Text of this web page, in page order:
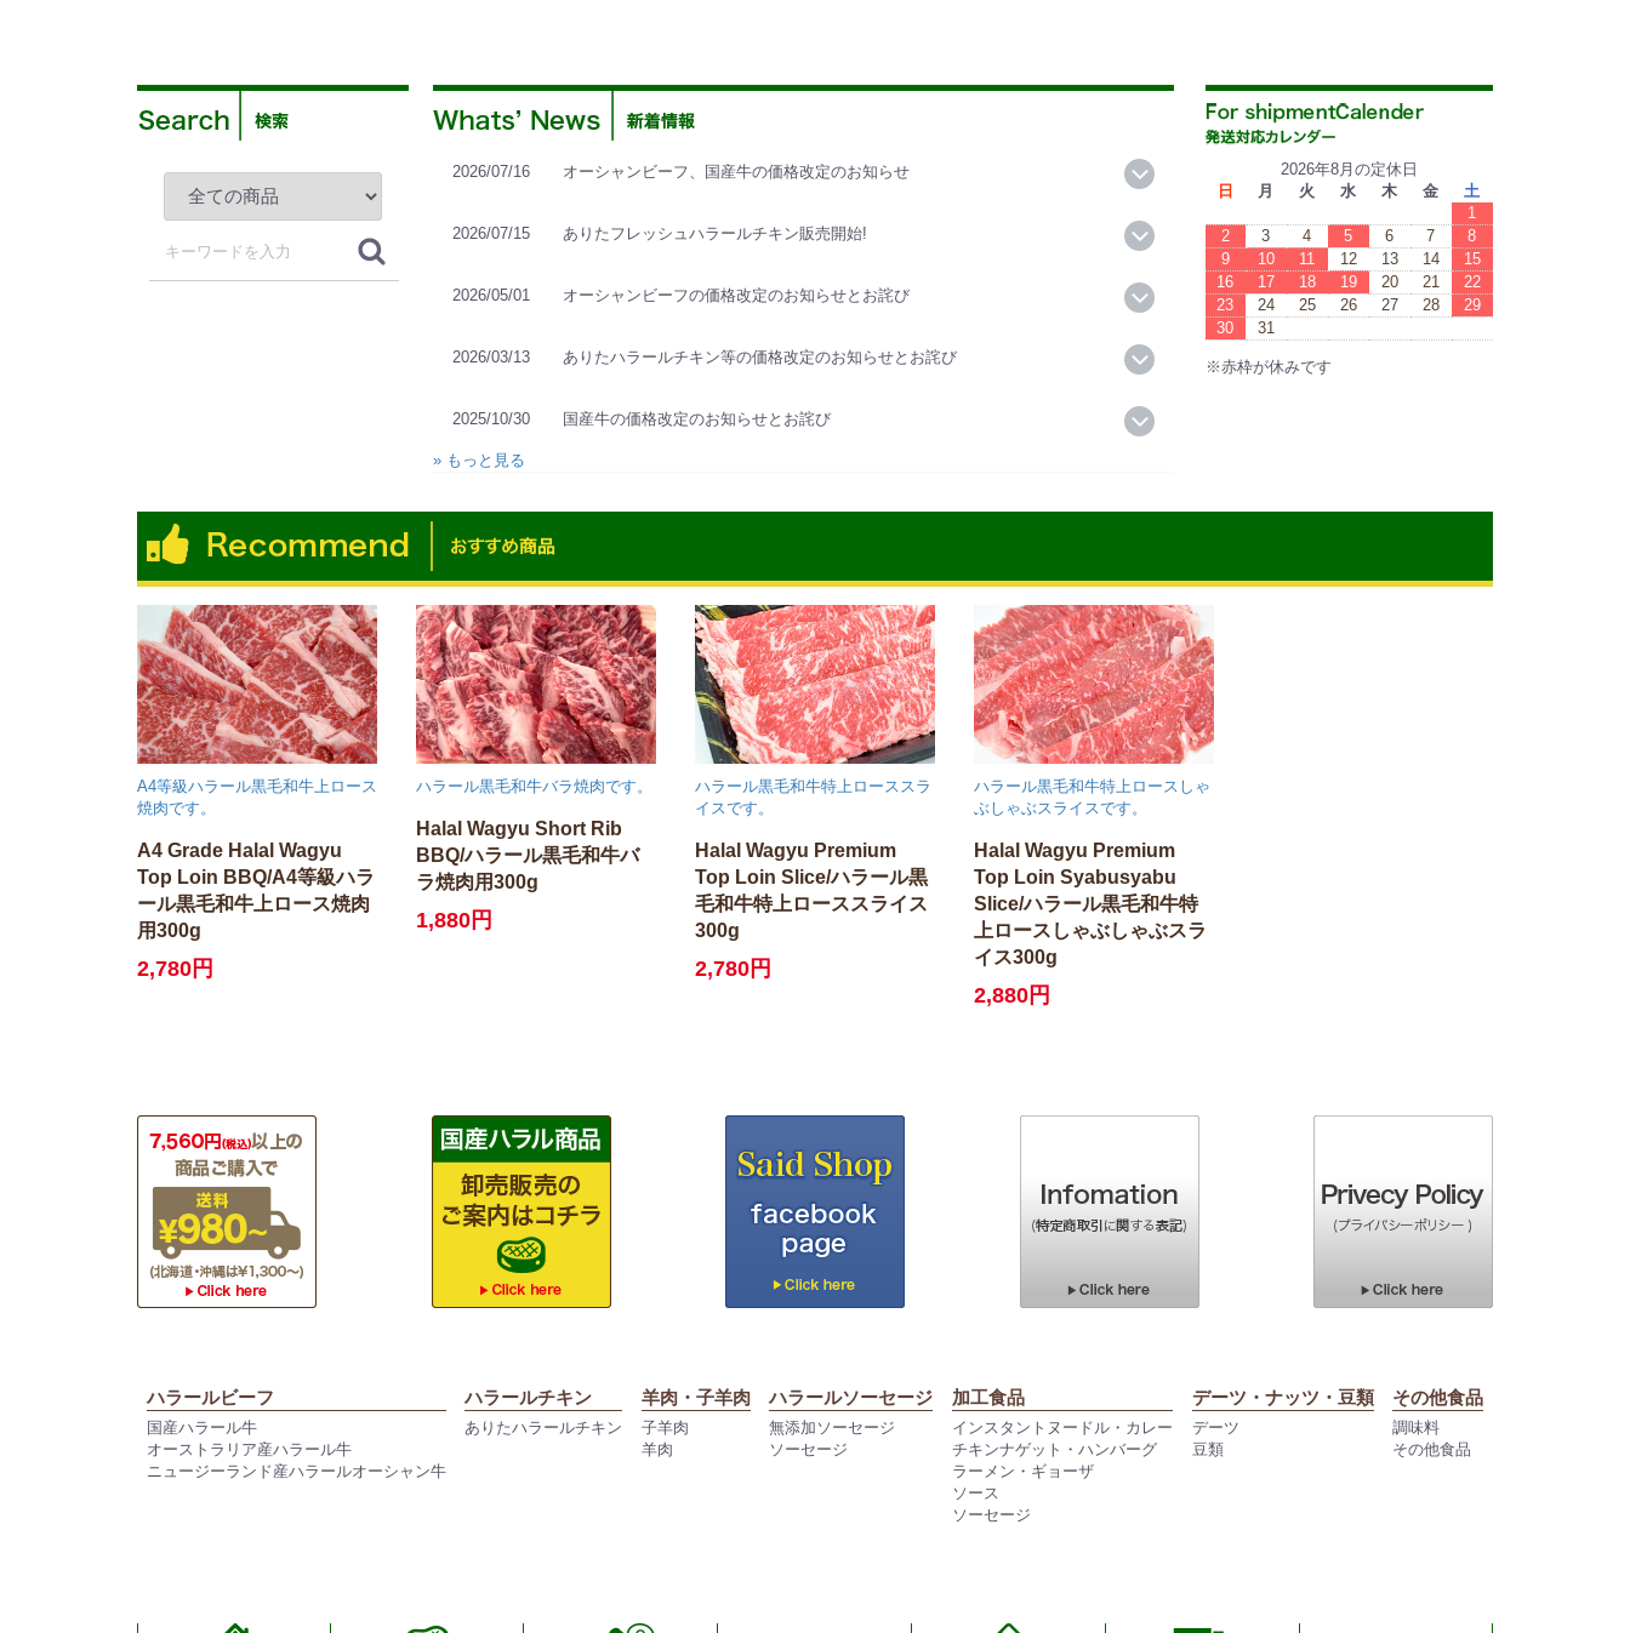
2026/07/16 オーシャンビーフ、国産牛の価格改定のお知らせ
2026/07/15 ありたフレッシュハラールチキン販売開始!
2026/05/01 オーシャンビーフの価格改定のお知らせとお詫び
2026/03/13 ありたハラールチキン等の価格改定のお知らせとお詫び
2025/10/30 国産牛の価格改定のお知らせとお詫び
» もっと見る
2026年8月の定休日
日
月 火 水 木 金
土
1
2
3 4 5 6 7
8
9
10 11 12 13 14
15
16
17 18 19 20 21
22
23
24 25 26 27 28
29
30
31
※赤枠が休みです
A4等級ハラール黒毛和牛上ロース
焼肉です。
A4 Grade Halal Wagyu
Top Loin BBQ/A4等級ハラ
ール黒毛和牛上ロース焼肉
用300g
2,780円
ハラール黒毛和牛バラ焼肉です。
Halal Wagyu Short Rib
BBQ/ハラール黒毛和牛バ
ラ焼肉用300g
1,880円
ハラール黒毛和牛特上ローススラ
イスです。
Halal Wagyu Premium
Top Loin Slice/ハラール黒
毛和牛特上ローススライス
300g
2,780円
ハラール黒毛和牛特上ロースしゃ
ぶしゃぶスライスです。
Halal Wagyu Premium
Top Loin Syabusyabu
Slice/ハラール黒毛和牛特
上ロースしゃぶしゃぶスラ
イス300g
2,880円
ハラールビーフ
国産ハラール牛
オーストラリア産ハラール牛
ニュージーランド産ハラールオーシャン牛
ハラールチキン
ありたハラールチキン
羊肉・子羊肉
子羊肉
羊肉
ハラールソーセージ
無添加ソーセージ
ソーセージ
加工食品
インスタントヌードル・カレー
チキンナゲット・ハンバーグ
ラーメン・ギョーザ
ソース
ソーセージ
デーツ・ナッツ・豆類
デーツ
豆類
その他食品
調味料
その他食品